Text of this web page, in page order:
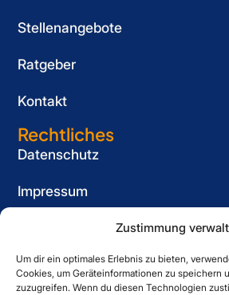
Zustimmung
Um dir ein optimales Erlebnis zu bieten,
Cookies, um Geräteinformationen zu speichern
zuzugreifen. Wenn du diesen Technologien
Stellenangebote
Ratgeber
Kontakt
Rechtliches
Datenschutz
Impressum
Cookie-Richtlinie (EU)
Informationspflicht
für Bewerber